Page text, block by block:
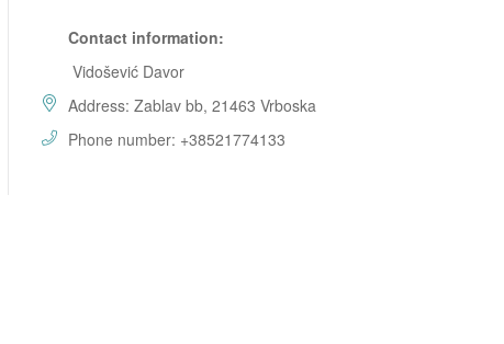
Contact information:
Vidošević Davor
Address: Zablav bb, 21463 Vrboska
Phone number: +38521774133